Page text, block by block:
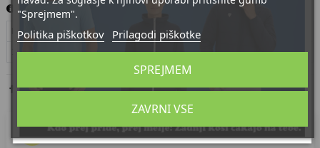
Najmanjša količina naročila za izdelek je 10.
Količina Popust na enoto
10 35% 78,05 €
Izdelek bomo dostavili do 20/08/2026
"Sprejmem".
Politika piškotkov Prilagodi piškotke
ZAVRNI VSE
SPREJMEM